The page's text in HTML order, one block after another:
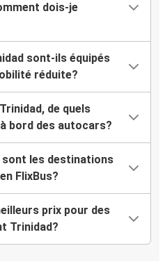
dois-je
sont-ils équipés
réduite?
de quels
bord des autocars?
sont les destinations
FlixBus?
prix pour des
Trinidad?